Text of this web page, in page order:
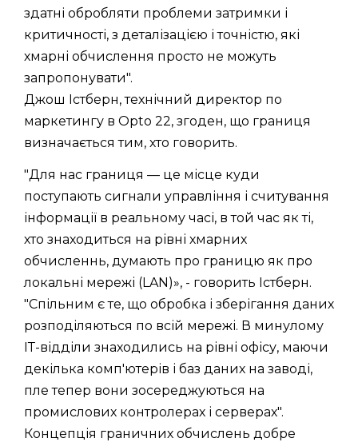
здатні обробляти проблеми затримки і
критичності, з деталізацією і точністю, які
хмарні обчислення просто не можуть
запропонувати".
Джош Істберн, технічний директор по
маркетингу в Opto 22, згоден, що границя
визначається тим, хто говорить.
"Для нас границя — це місце куди
поступають сигнали управління і считування
інформації в реальному часі, в той час як ті,
хто знаходиться на рівні хмарних
обчисленнь, думають про границю як про
локальні мережі (LAN)», - говорить Істберн.
"Спільним є те, що обробка і зберігання даних
розподіляються по всій мережі. В минулому
IТ-відділи знаходились на рівні офісу, маючи
декілька комп'ютерів і баз даних на заводі,
пле тепер вони зосереджуються на
промислових контролерах і серверах".
Концепція граничних обчислень добре